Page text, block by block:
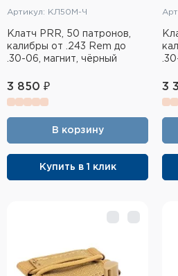
Артикул: КЛ50М-Ч
Клатч PRR, 50 патронов,
калибры от .243 Rem до
.30-06, магнит, чёрный
3 850 ₽
В корзину
Купить в 1 клик
3